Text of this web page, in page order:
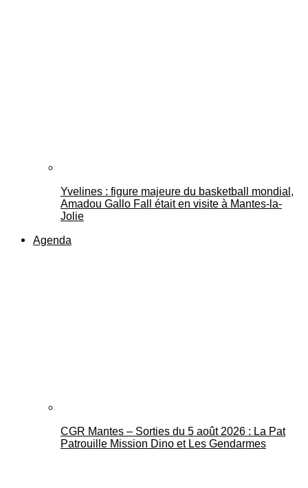
Yvelines : figure majeure du basketball mondial,
Amadou Gallo Fall était en visite à Mantes-la-
Jolie
Agenda
CGR Mantes – Sorties du 5 août 2026 : La Pat
Patrouille Mission Dino et Les Gendarmes